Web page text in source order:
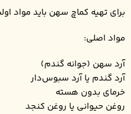
برای تهیه کماچ سهن باید مواد
مواد اصلی:
آرد سهن (جوانه گندم)
آرد گندم یا آرد سبوس‌دار
خرمای بدون هسته
روغن حیوانی یا روغن کنجد